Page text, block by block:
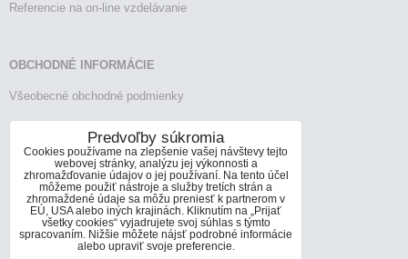
Referencie na on-line vzdelávanie
OBCHODNÉ INFORMÁCIE
Všeobecné obchodné podmienky
Reklamačný poriadok
Vrátenie tovaru
KONTAKTY
Informácie o kontaktoch
Predvoľby súkromia
Cookies používame na zlepšenie vašej návštevy tejto
webovej stránky, analýzu jej výkonnosti a
zhromažďovanie údajov o jej používaní. Na tento účel
môžeme použiť nástroje a služby tretích strán a
zhromaždené údaje sa môžu preniesť k partnerom v
EÚ, USA alebo iných krajinách. Kliknutím na „Prijať
všetky cookies“ vyjadrujete svoj súhlas s týmto
spracovaním. Nižšie môžete nájsť podrobné informácie
alebo upraviť svoje preferencie.